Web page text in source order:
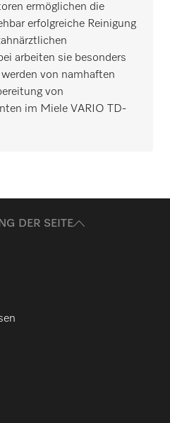
ermöglichen die
erfolgreiche Reinigung
arbeiten sie besonders
von namhaften
von
im Miele VARIO TD-
DER SEITE